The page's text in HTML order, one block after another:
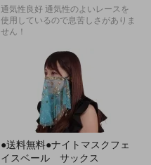
通気性良好 通気性のよいレースを
使用しているので息苦しさがありま
せん！
●送料無料●ナイトマスクフェ
イスベール サックス